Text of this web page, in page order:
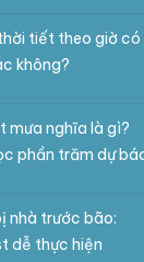
tiết theo giờ có
không?
mưa nghĩa là gì?
phần trăm dự
nhà trước bão:
dễ thực hiện